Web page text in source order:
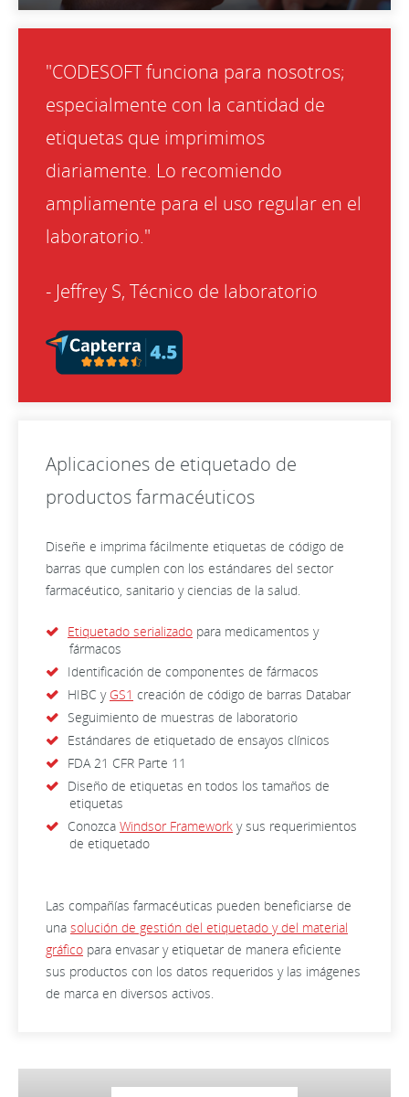
"CODESOFT funciona para nosotros;
especialmente con la cantidad de
etiquetas que imprimimos
diariamente. Lo recomiendo
ampliamente para el uso regular en el
laboratorio."
- Jeffrey S, Técnico de laboratorio
Aplicaciones de etiquetado de
productos farmacéuticos
Diseñe e imprima fácilmente etiquetas de código de
barras que cumplen con los estándares del sector
farmacéutico, sanitario y ciencias de la salud.
Etiquetado serializado para medicamentos y
fármacos
Identificación de componentes de fármacos
HIBC y GS1 creación de código de barras Databar
Seguimiento de muestras de laboratorio
Estándares de etiquetado de ensayos clínicos
FDA 21 CFR Parte 11
Diseño de etiquetas en todos los tamaños de
etiquetas
Conozca Windsor Framework y sus requerimientos
de etiquetado
Las compañías farmacéuticas pueden beneficiarse de
una solución de gestión del etiquetado y del material
gráfico para envasar y etiquetar de manera eficiente
sus productos con los datos requeridos y las imágenes
de marca en diversos activos.